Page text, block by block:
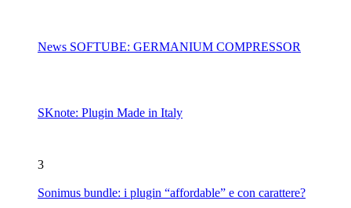
News SOFTUBE: GERMANIUM COMPRESSOR
SKnote: Plugin Made in Italy
3
Sonimus bundle: i plugin “affordable” e con carattere?